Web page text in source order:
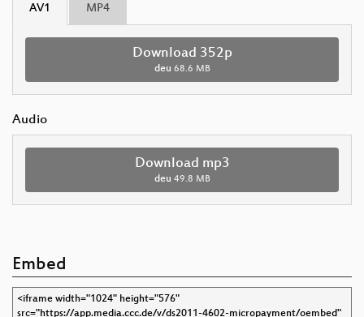
AV1 MP4
Download 352p
deu 68.6 MB
Audio
Download mp3
deu 49.8 MB
Embed